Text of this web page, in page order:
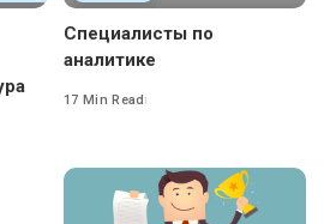
Специалисты по
аналитике
17 Min Read